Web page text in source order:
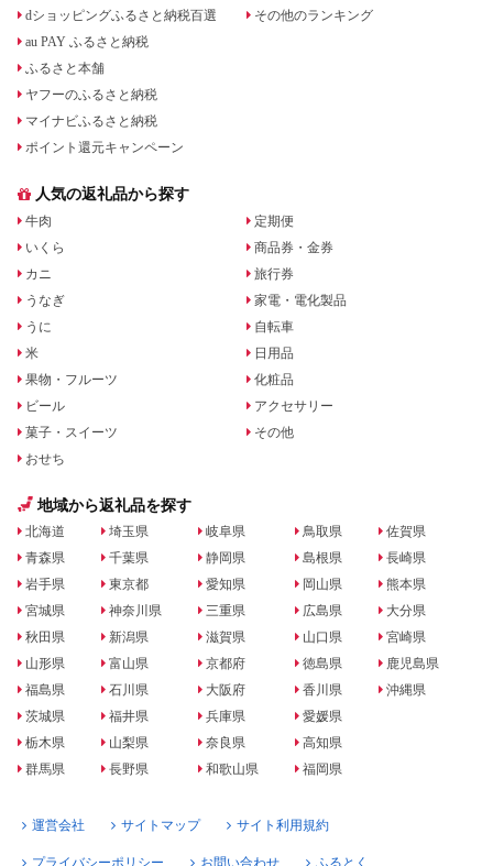
dショッピングふるさと納税百選
au PAY ふるさと納税
ふるさと本舗
ヤフーのふるさと納税
マイナビふるさと納税
ポイント還元キャンペーン
その他のランキング
人気の返礼品から探す
牛肉
いくら
カニ
うなぎ
うに
米
果物・フルーツ
ビール
菓子・スイーツ
おせち
定期便
商品券・金券
旅行券
家電・電化製品
自転車
日用品
化粧品
アクセサリー
その他
地域から返礼品を探す
北海道
青森県
岩手県
宮城県
秋田県
山形県
福島県
茨城県
栃木県
群馬県
埼玉県
千葉県
東京都
神奈川県
新潟県
富山県
石川県
福井県
山梨県
長野県
岐阜県
静岡県
愛知県
三重県
滋賀県
京都府
大阪府
兵庫県
奈良県
和歌山県
鳥取県
島根県
岡山県
広島県
山口県
徳島県
香川県
愛媛県
高知県
福岡県
佐賀県
長崎県
熊本県
大分県
宮崎県
鹿児島県
沖縄県
運営会社 サイトマップ サイト利用規約
プライバシーポリシー お問い合わせ ふるとく